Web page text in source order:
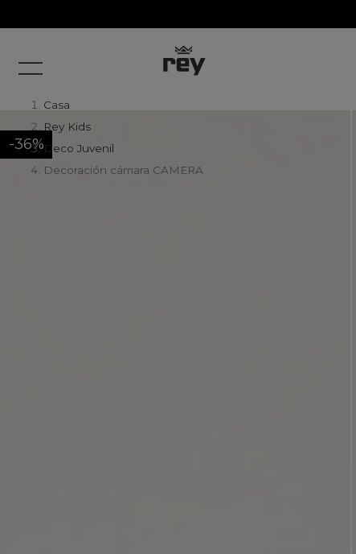
Casa
Rey Kids
Deco Juvenil
Decoración cámara CAMERA
-36%